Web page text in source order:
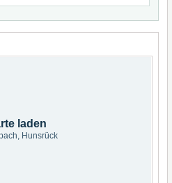
laden
Hunsrück